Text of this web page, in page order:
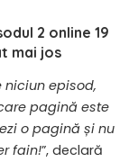
2 online 19
mai jos
niciun episod,
pagină este
o pagină și nu
fain!”, declară